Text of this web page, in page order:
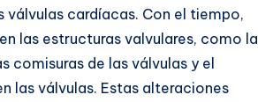
cardíacas. Con el tiempo,
las estructuras valvulares, como la
comisuras de las válvulas y el
las válvulas. Estas alteraciones